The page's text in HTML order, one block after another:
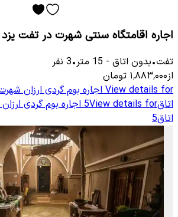
اجاره اقامتگاه سنتی شهرت در تفت یزد
تفت•بدون اتاق -
15 متر•
3 نفر
از۱٬۸۸۳٬۰۰۰ تومان
View details for اجاره بوم گردی ارزان
اتاق5View details for اجاره بوم گردی
اتاق5